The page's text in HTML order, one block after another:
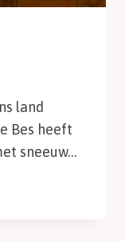
land
Bes heeft
sneeuw…